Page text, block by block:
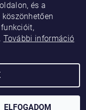
és a
További információ
ELFOGADOM